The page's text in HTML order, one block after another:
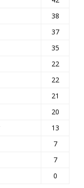
38
37
35
22
22
21
20
13
7
7
0